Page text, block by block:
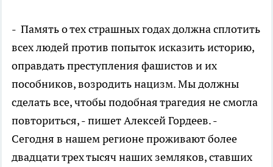
- Память о тех страшных годах должна сплотить
всех людей против попыток исказить историю,
оправдать преступления фашистов и их
пособников, возродить нацизм. Мы должны
сделать все, чтобы подобная трагедия не смогла
повториться, - пишет Алексей Гордеев. -
Сегодня в нашем регионе проживают более
двадцати трех тысяч наших земляков, ставших